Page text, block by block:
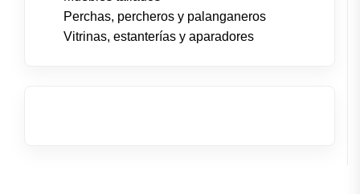
Perchas, percheros y palanganeros
Vitrinas, estanterías y aparadores